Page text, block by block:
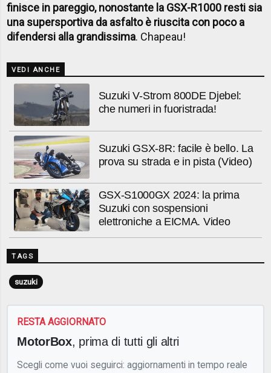
finisce in pareggio, nonostante la GSX-R1000 resti sia
una supersportiva da asfalto è riuscita con poco a
difendersi alla grandissima. Chapeau!
VEDI ANCHE
Suzuki V-Strom 800DE Djebel:
che numeri in fuoristrada!
Suzuki GSX-8R: facile è bello. La
prova su strada e in pista (Video)
GSX-S1000GX 2024: la prima
Suzuki con sospensioni
elettroniche a EICMA. Video
TAGS
suzuki
RESTA AGGIORNATO
MotorBox, prima di tutti gli altri
Scegli come vuoi seguirci: aggiornamenti in tempo reale